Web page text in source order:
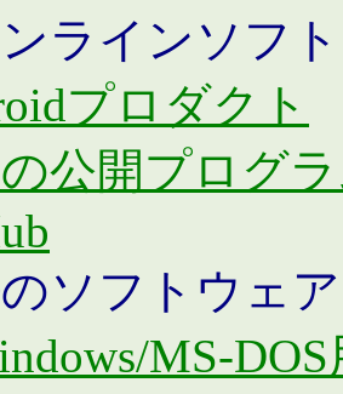
ラインソフ
プロダクト
公開プログ
ソフトウェア
MS-DOS